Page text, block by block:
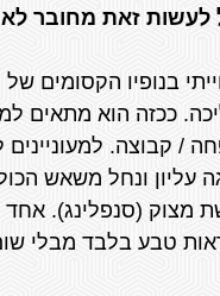
לעשות זאת
בנופיו
ככזה הוא מתאים
/ קבוצה.
עליון ונחל משאש
טבע בלבד מבלי